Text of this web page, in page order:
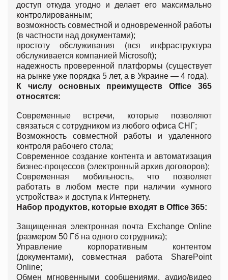
доступ откуда угодно и делает его максимально
контролированным;
возможность совместной и одновременной работы
(в частности над документами);
простоту обслуживания (вся инфраструктура
обслуживается компанией Microsoft);
надежность проверенной платформы (существует
на рынке уже порядка 5 лет, а в Украине — 4 года).
К числу основных преимуществ Office 365
относятся:
Современные встречи, которые позволяют
связаться с сотрудником из любого офиса СНГ;
Возможность совместной работы и удаленного
контроля рабочего стола;
Современное создание контента и автоматизация
бизнес-процессов (электронный архив договоров);
Современная мобильность, что позволяет
работать в любом месте при наличии «умного
устройства» и доступа к Интернету.
Набор продуктов, которые входят в Office 365:
Защищенная электронная почта Exchange Online
(размером 50 Гб на одного сотрудника);
Управление корпоративным контентом
(документами), совместная работа SharePoint
Online;
Обмен мгновенными сообщениями, аудио/видео